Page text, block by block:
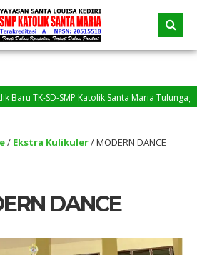
SD-SMP Katolik Santa Maria Tulungagung
tugas, silakan menghubungi Bapak/Ibu Guru
/ Ekstra Kulikuler/MODERN DANCE
DANCE